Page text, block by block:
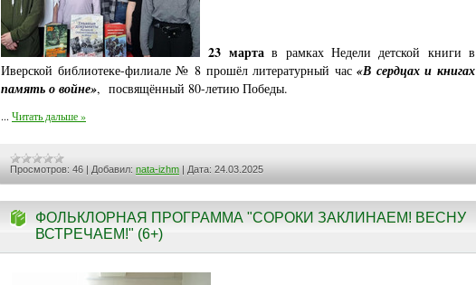
23 мартав рамках Недели детской книги в
Иверской библиотеке-филиале № 8 прошёл литературный час«В сердцах и книгах
память о войне», посвящённый 80-летию Победы.
... Читать дальше »
Просмотров: 46 Добавил: nata-izhm Дата: 24.03.2025
ФОЛЬКЛОРНАЯ ПРОГРАММА "СОРОКИ ЗАКЛИНАЕМ! ВЕСНУ
ВСТРЕЧАЕМ!" (6+)